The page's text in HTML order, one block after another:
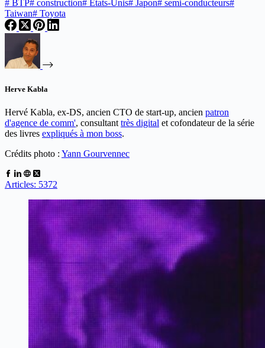
# BTP# construction# Etats-Unis# Japon# semi-conducteurs#
Taiwan# Toyota
Herve Kabla
Hervé Kabla, ex-DS, ancien CTO de start-up, ancien patron
d'agence de comm', consultant très digital et cofondateur de la série
des livres expliqués à mon boss.
Crédits photo : Yann Gourvennec
Articles: 5372